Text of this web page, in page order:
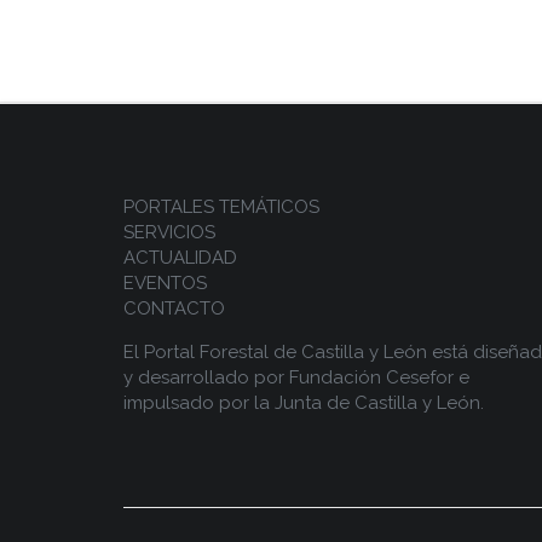
PORTALES TEMÁTICOS
SERVICIOS
ACTUALIDAD
EVENTOS
CONTACTO
El Portal Forestal de Castilla y León está
y desarrollado por Fundación Cesefor e
impulsado por la Junta de Castilla y León.